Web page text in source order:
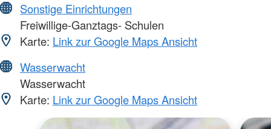
Sonstige Einrichtungen
Freiwillige-Ganztags- Schulen
Karte: Link zur Google Maps Ansicht
Wasserwacht
Wasserwacht
Karte: Link zur Google Maps Ansicht